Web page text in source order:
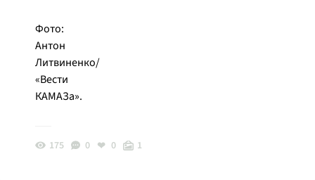
Фото:
Антон
Литвиненко/
«Вести
КАМАЗа».
175 0 0 1